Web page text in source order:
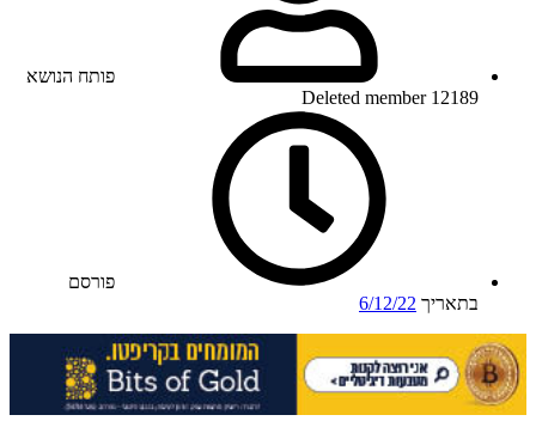
פותח הנושא
Deleted member 12189
פורסם
בתאריך 6/12/22